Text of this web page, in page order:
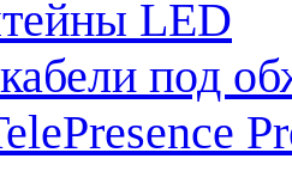
LED
под